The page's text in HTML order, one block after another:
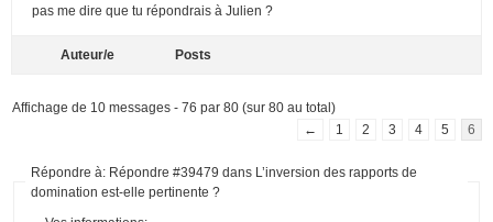
pas me dire que tu répondrais à Julien ?
Auteur/e Posts
Affichage de 10 messages - 76 par 80 (sur 80 au total)
←
1 2 3 4 5 6
Répondre à: Répondre #39479 dans L’inversion des rapports de
domination est-elle pertinente ?